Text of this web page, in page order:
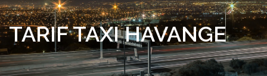
TARIF TAXI HAVANGE